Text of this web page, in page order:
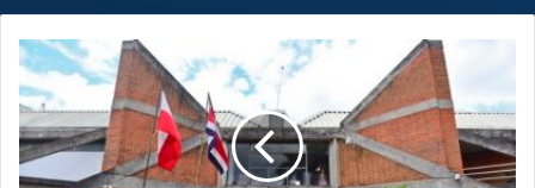
Colegio
de
Abogados
regresa
a
nota